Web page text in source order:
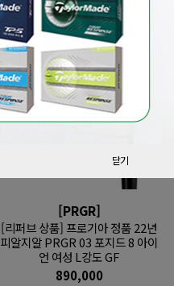
닫기
[PRGR]
[리퍼브 상품] 프로기아 정품 22년
피알지알 PRGR 03 포지드 8 아이
언 여성 L강도 GF
890,000